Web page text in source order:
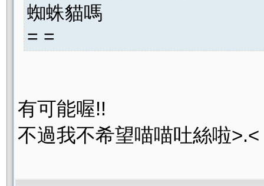
蜘蛛貓嗎
= =
有可能喔!!
不過我不希望喵喵吐絲啦>.<